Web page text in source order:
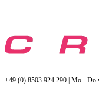
+49 (0) 8503 924 290 | Mo - Do